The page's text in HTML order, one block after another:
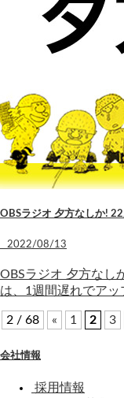
OBSラジオ 夕方なしか!
2022/08/13
OBSラジオ 夕方なし
は、1週間遅れでアッ
2 / 68 « 1 2 3
会社情報
採用情報